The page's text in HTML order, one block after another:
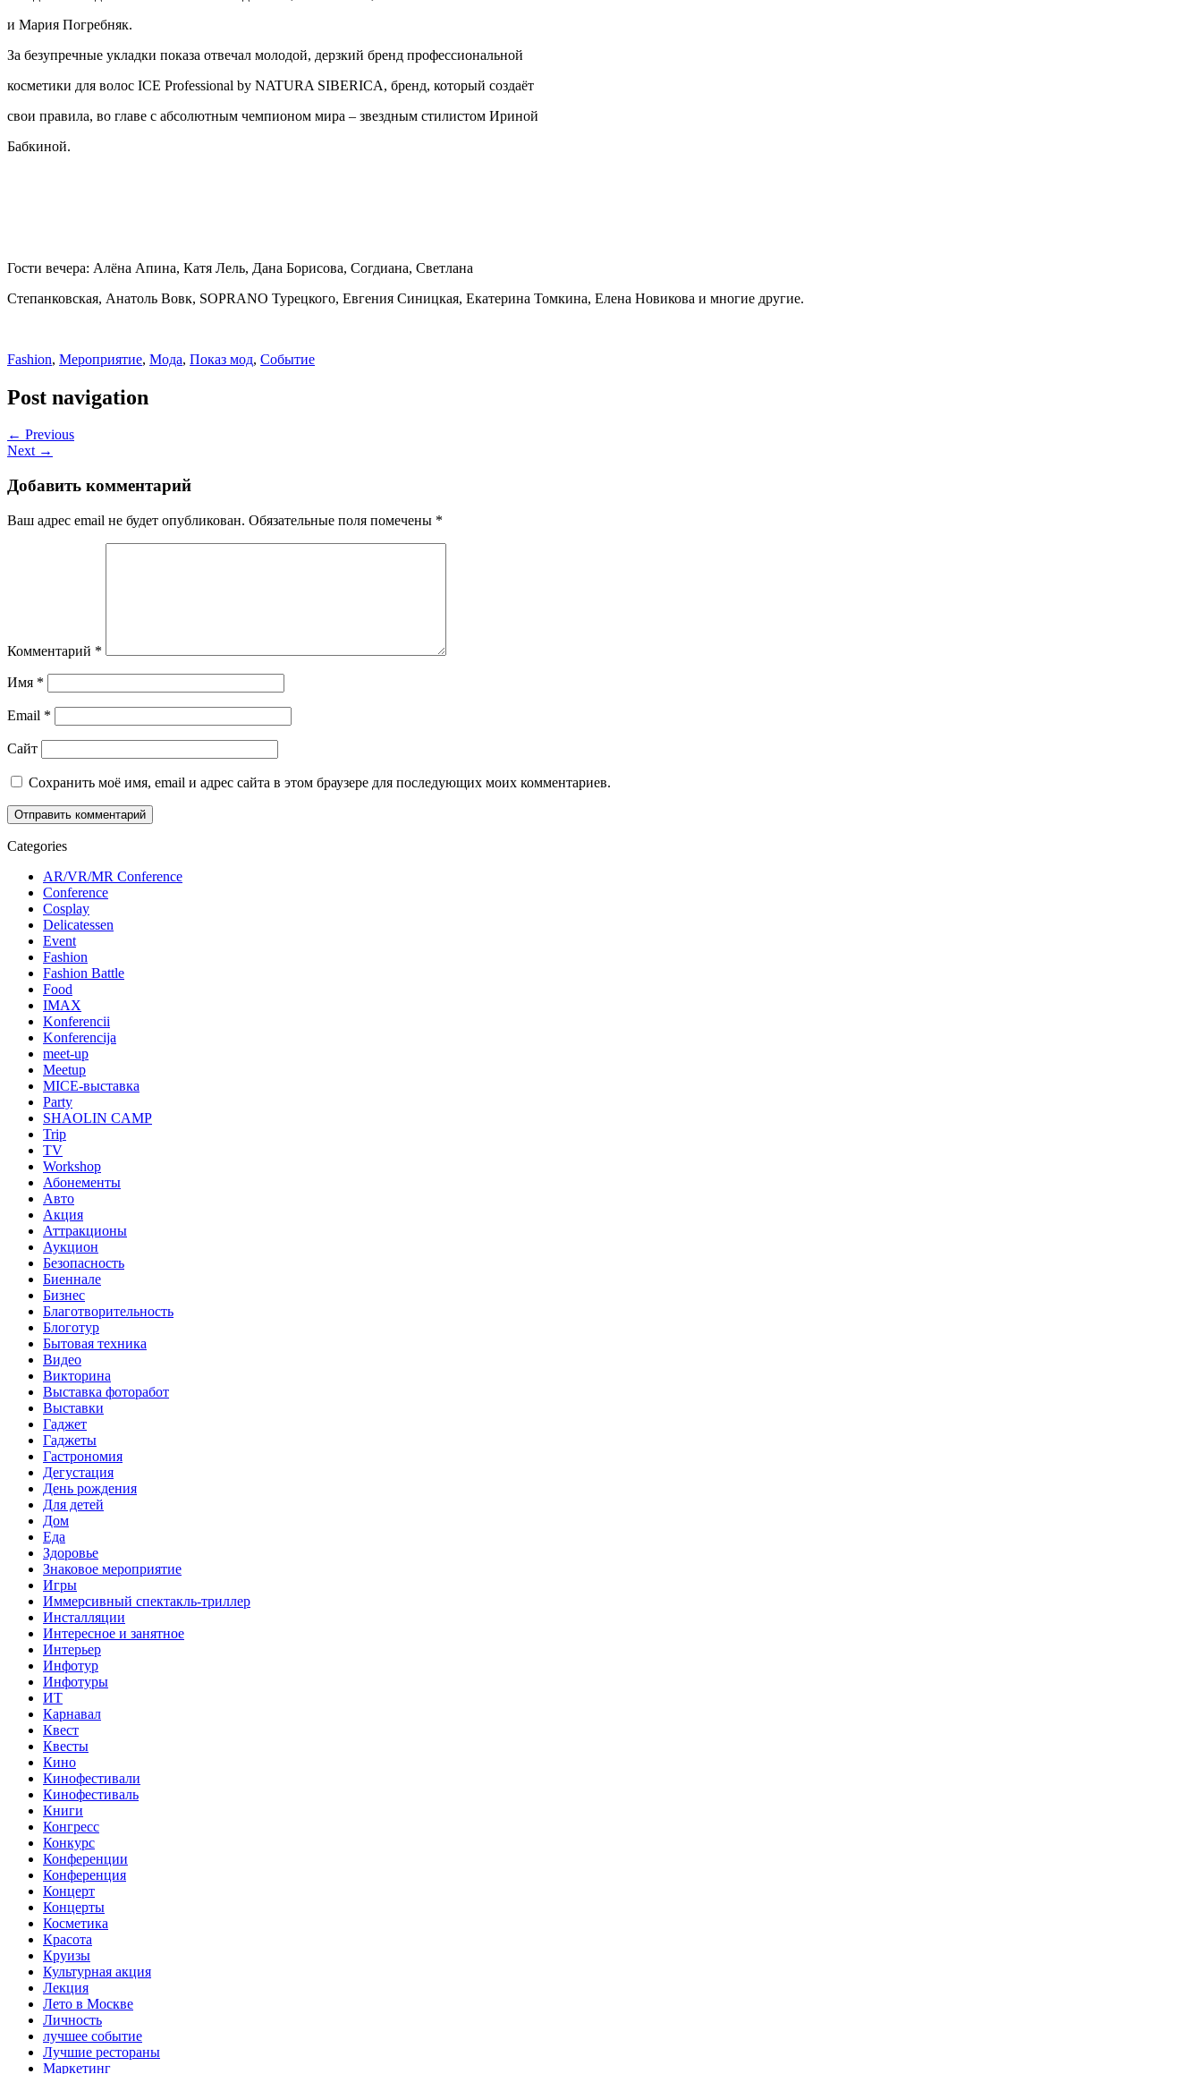
и Мария Погребняк.
За безупречные укладки показа отвечал молодой, дерзкий бренд профессиональной
косметики для волос ICE Professional by NATURA SIBERICA, бренд, который создаёт
свои правила, во главе с абсолютным чемпионом мира – звездным стилистом Ириной
Бабкиной.
Гости вечера: Алёна Апина, Катя Лель, Дана Борисова, Согдиана, Светлана
Степанковская, Анатоль Вовк, SOPRANO Турецкого, Евгения Синицкая, Екатерина Томкина, Елена Новикова и многие другие.
Fashion, Мероприятие, Мода, Показ мод, Событие
Post navigation
← Previous
Next →
Добавить комментарий
Ваш адрес email не будет опубликован. Обязательные поля помечены *
Комментарий *
Имя *
Email *
Сайт
Сохранить моё имя, email и адрес сайта в этом браузере для последующих моих комментариев.
Categories
AR/VR/MR Conference
Conference
Cosplay
Delicatessen
Event
Fashion
Fashion Battle
Food
IMAX
Konferencii
Konferencija
meet-up
Meetup
MICE-выставка
Party
SHAOLIN CAMP
Trip
TV
Workshop
Абонементы
Авто
Акция
Аттракционы
Аукцион
Безопасность
Биеннале
Бизнес
Благотворительность
Блоготур
Бытовая техника
Видео
Викторина
Выставка фоторабот
Выставки
Гаджет
Гаджеты
Гастрономия
Дегустация
День рождения
Для детей
Дом
Еда
Здоровье
Знаковое мероприятие
Игры
Иммерсивный спектакль-триллер
Инсталляции
Интересное и занятное
Интерьер
Инфотур
Инфотуры
ИТ
Карнавал
Квест
Квесты
Кино
Кинофестивали
Кинофестиваль
Книги
Конгресс
Конкурс
Конференции
Конференция
Концерт
Концерты
Косметика
Красота
Круизы
Культурная акция
Лекция
Лето в Москве
Личность
лучшее событие
Лучшие рестораны
Маркетинг